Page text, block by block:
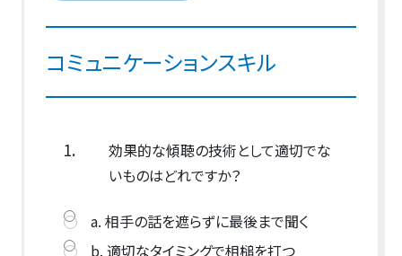
コミュニケーションスキル
1.
効果的な傾聴の技術として適切でな
いものはどれですか？
a. 相手の話を遮らずに最後まで聞く
b. 適切なタイミングで相槌を打つ